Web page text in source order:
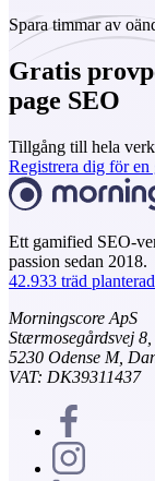
Spara timmar av
Gratis
page SEO
Tillgång till hela
Registrera dig för
Ett gamified SEO-
passion sedan 2018.
42.933 träd
Morningscore ApS
Stærmosegårdsvej 8,
5230 Odense M,
VAT: DK39311437